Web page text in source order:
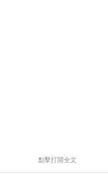
點擊打開全文